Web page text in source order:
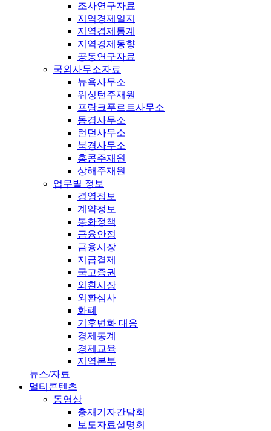
조사연구자료
지역경제일지
지역경제통계
지역경제동향
공동연구자료
국외사무소자료
뉴욕사무소
워싱턴주재원
프랑크푸르트사무소
동경사무소
런던사무소
북경사무소
홍콩주재원
상해주재원
업무별 정보
경영정보
계약정보
통화정책
금융안정
금융시장
지급결제
국고증권
외환시장
외환심사
화폐
기후변화 대응
경제통계
경제교육
지역본부
뉴스/자료
멀티콘텐츠
동영상
총재기자간담회
보도자료설명회